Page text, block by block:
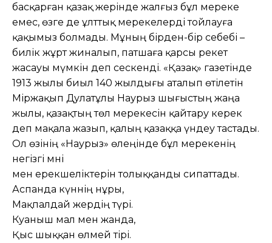
басқарған қазақ жерінде жалғыз бұл мереке
емес, өзге де ұлттық мерекелерді тойлауға
қақымыз болмады. Мұның бірден-бір себебі –
билік жұрт жиналып, патшаға қарсы әрекет
жасауы мүмкін деп сескенді. «Қазақ» газетінде
1913 жылы биыл 140 жылдығы аталып өтілетін
Міржақып Дулатұлы Наурыз шығыстың жаңа
жылы, қазақтың төл мерекесін қайтару керек
деп мақала жазып, қалың қазаққа үндеу тастады.
Ол өзінің «Наурыз» өлеңінде бұл мерекенің
негізгі мәні
мен ерекшеліктерін толыққанды сипаттады.
Аспанда күннің нұры,
Мақпалдай жердің түрі.
Куаныш мал мен жанда,
Қыс шыққан өлмей тірі.